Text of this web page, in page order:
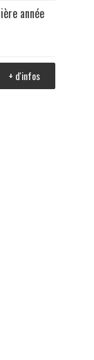
année
+ d'infos